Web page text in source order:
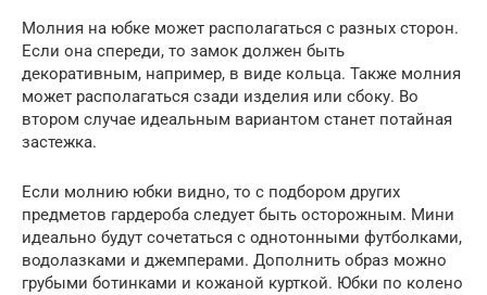
Молния на юбке может располагаться с разных сторон.
Если она спереди, то замок должен быть
декоративным, например, в виде кольца. Также молния
может располагаться сзади изделия или сбоку. Во
втором случае идеальным вариантом станет потайная
застежка.
Если молнию юбки видно, то с подбором других
предметов гардероба следует быть осторожным. Мини
идеально будут сочетаться с однотонными футболками,
водолазками и джемперами. Дополнить образ можно
грубыми ботинками и кожаной курткой. Юбки по колено